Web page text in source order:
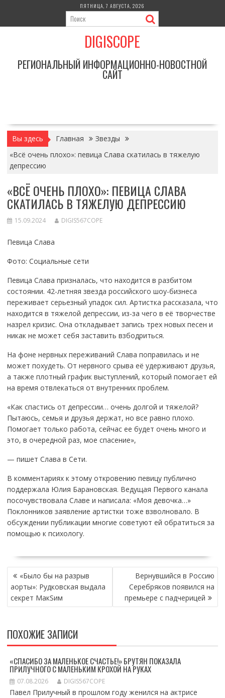
содержимому
ПЯТНИЦА, 7 АВГУСТА, 2026
DIGISCOPE
РЕГИОНАЛЬНЫЙ ИНФОРМАЦИОННО-НОВОСТНОЙ
САЙТ
Вы здесь Главная
Звезды
«Всё очень плохо»: певица Слава скатилась в тяжелую
депрессию
«ВСЁ ОЧЕНЬ ПЛОХО»: ПЕВИЦА СЛАВА
СКАТИЛАСЬ В ТЯЖЕЛУЮ ДЕПРЕССИЮ
15.09.2024 DIGIS567COPE
Певица Слава
Фото: Социальные сети
Певица Слава призналась, что находится в разбитом
состоянии. 42-летняя звезда российского шоу-бизнеса
переживает серьезный упадок сил. Артистка рассказала, что
находится в тяжелой депрессии, из-за чего в её творчестве
назрел кризис. Она откладывает запись трех новых песен и
никак не может себя заставить взбодриться.
На фоне нервных переживаний Слава поправилась и не
может похудеть. От нервного срыва её удерживают друзья,
а также плотный график выступлений, который помогает ей
на время отвлекаться от внутренних проблем.
«Как спастись от депрессии… очень долгой и тяжелой?
Пытаюсь, семья и друзья держат, но все равно плохо.
Помогает только работа, сейчас ее будет очень много и
это, в очередной раз, мое спасение»,
— пишет Слава в Сети.
В комментариях к этому откровению певицу публично
поддержала Юлия Барановская. Ведущая Первого канала
посочувствовала Славе и написала: «Моя девочка…»
Поклонников заявление артистки тоже взволновало. В
обсуждении публикации многие советуют ей обратиться за
помощью к психологу.
НАВИГАЦИЯ
ПО
ЗАПИСЯМ
«Было бы на разрыв
аорты»: Рудковская выдала
секрет МакSим
Вернувшийся в Россию
Серебряков появился на
премьере с падчерицей
ПОХОЖИЕ ЗАПИСИ
«СПАСИБО ЗА МАЛЕНЬКОЕ СЧАСТЬЕ!» БРУТЯН ПОКАЗАЛА
ПРИЛУЧНОГО С МАЛЕНЬКИМ КРОХОЙ НА РУКАХ
07.08.2026 DIGIS567COPE
Павел Прилучный в прошлом году женился на актрисе